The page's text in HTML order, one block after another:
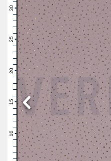
10
11
12
15
16
19
20
21
22
25
26
27
28
30